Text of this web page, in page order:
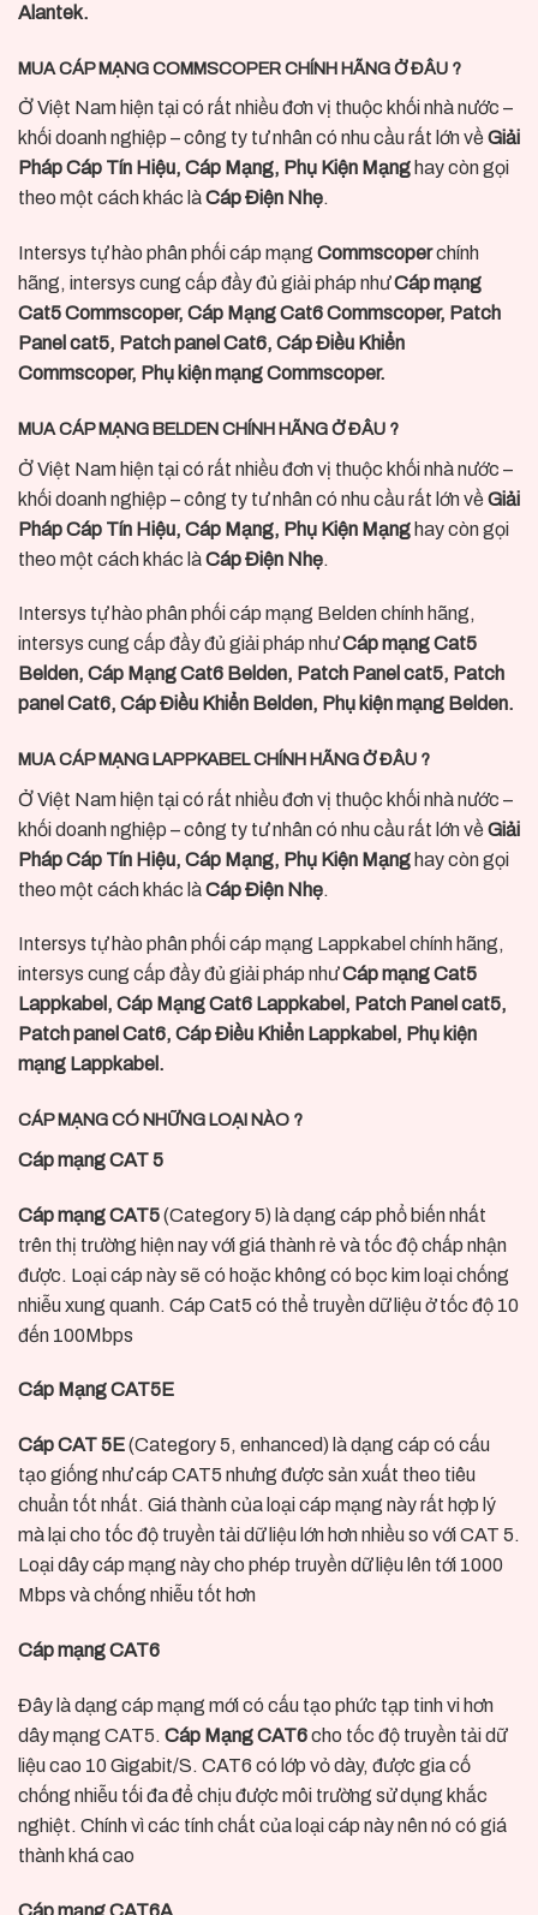
Alantek.
MUA CÁP MẠNG COMMSCOPER CHÍNH HÃNG Ở ĐÂU ?
Ở Việt Nam hiện tại có rất nhiều đơn vị thuộc khối nhà nước –
khối doanh nghiệp – công ty tư nhân có nhu cầu rất lớn vềGiải
Pháp Cáp Tín Hiệu, Cáp Mạng, Phụ Kiện Mạng hay còn gọi
theo một cách khác làCáp Điện Nhẹ.
Intersys tự hào phân phối cáp mạng Commscoperchính
hãng, intersys cung cấp đầy đủ giải pháp nhưCáp mạng
Cat5 Commscoper, Cáp Mạng Cat6 Commscoper, Patch
Panel cat5, Patch panel Cat6, Cáp Điều Khiển
Commscoper, Phụ kiện mạng Commscoper.
MUA CÁP MẠNG BELDEN CHÍNH HÃNG Ở ĐÂU ?
Ở Việt Nam hiện tại có rất nhiều đơn vị thuộc khối nhà nước –
khối doanh nghiệp – công ty tư nhân có nhu cầu rất lớn vềGiải
Pháp Cáp Tín Hiệu, Cáp Mạng, Phụ Kiện Mạng hay còn gọi
theo một cách khác làCáp Điện Nhẹ.
Intersys tự hào phân phối cáp mạng Belden chính hãng,
intersys cung cấp đầy đủ giải pháp nhưCáp mạng Cat5
Belden, Cáp Mạng Cat6 Belden, Patch Panel cat5, Patch
panel Cat6, Cáp Điều Khiển Belden, Phụ kiện mạng Belden.
MUA CÁP MẠNG LAPPKABEL CHÍNH HÃNG Ở ĐÂU ?
Ở Việt Nam hiện tại có rất nhiều đơn vị thuộc khối nhà nước –
khối doanh nghiệp – công ty tư nhân có nhu cầu rất lớn vềGiải
Pháp Cáp Tín Hiệu, Cáp Mạng, Phụ Kiện Mạng hay còn gọi
theo một cách khác làCáp Điện Nhẹ.
Intersys tự hào phân phối cáp mạng Lappkabel chính hãng,
intersys cung cấp đầy đủ giải pháp nhưCáp mạng Cat5
Lappkabel, Cáp Mạng Cat6 Lappkabel, Patch Panel cat5,
Patch panel Cat6, Cáp Điều Khiển Lappkabel, Phụ kiện
mạng Lappkabel.
CÁP MẠNG CÓ NHỮNG LOẠI NÀO ?
Cáp mạng CAT 5
Cáp mạng CAT5(Category 5) là dạng cáp phổ biến nhất
trên thị trường hiện nay với giá thành rẻ và tốc độ chấp nhận
được. Loại cáp này sẽ có hoặc không có bọc kim loại chống
nhiễu xung quanh. Cáp Cat5 có thể truyền dữ liệu ở tốc độ 10
đến 100Mbps
Cáp Mạng CAT5E
Cáp CAT 5E(Category 5, enhanced) là dạng cáp có cấu
tạo giống như cáp CAT5 nhưng được sản xuất theo tiêu
chuẩn tốt nhất. Giá thành của loại cáp mạng này rất hợp lý
mà lại cho tốc độ truyền tải dữ liệu lớn hơn nhiều so với CAT 5.
Loại dây cáp mạng này cho phép truyền dữ liệu lên tới 1000
Mbps và chống nhiễu tốt hơn
Cáp mạng CAT6
Đây là dạng cáp mạng mới có cấu tạo phức tạp tinh vi hơn
dây mạng CAT5. Cáp Mạng CAT6cho tốc độ truyền tải dữ
liệu cao 10 Gigabit/S. CAT6 có lớp vỏ dày, được gia cố
chống nhiễu tối đa để chịu được môi trường sử dụng khắc
nghiệt. Chính vì các tính chất của loại cáp này nên nó có giá
thành khá cao
Cáp mạng CAT6A